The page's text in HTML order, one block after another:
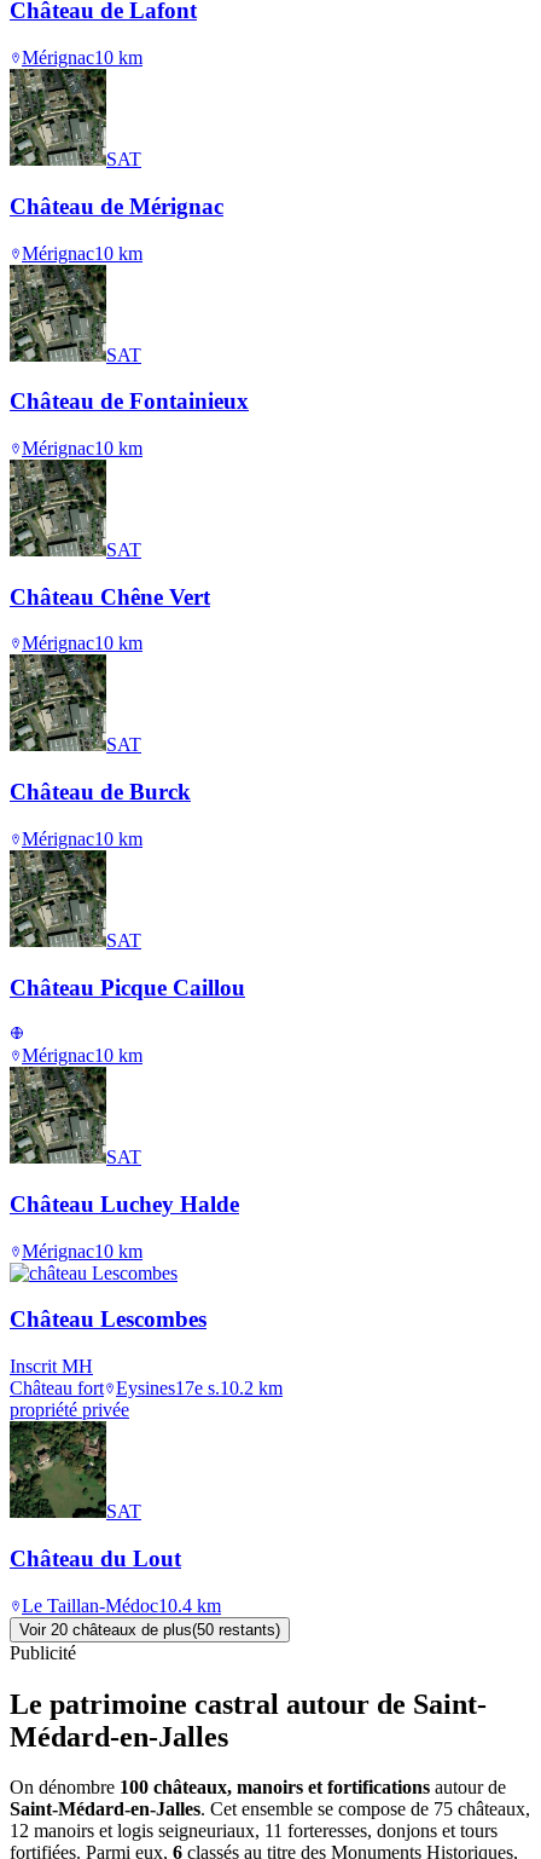
Château de Lafont
Mérignac10 km
SAT
Château de Mérignac
Mérignac10 km
SAT
Château de Fontainieux
Mérignac10 km
SAT
Château Chêne Vert
Mérignac10 km
SAT
Château de Burck
Mérignac10 km
SAT
Château Picque Caillou
Mérignac10 km
SAT
Château Luchey Halde
Mérignac10 km
Château Lescombes
Inscrit MH
Château fort Eysines17e s.10.2 km
propriété privée
SAT
Château du Lout
Le Taillan-Médoc10.4 km
Voir 20 châteaux de plus(50 restants)
Publicité
Le patrimoine castral autour de Saint-
Médard-en-Jalles
On dénombre 100 châteaux, manoirs et fortifications autour de
Saint-Médard-en-Jalles. Cet ensemble se compose de 75 châteaux,
12 manoirs et logis seigneuriaux, 11 forteresses, donjons et tours
fortifiées. Parmi eux, 6 classés au titre des Monuments Historiques,